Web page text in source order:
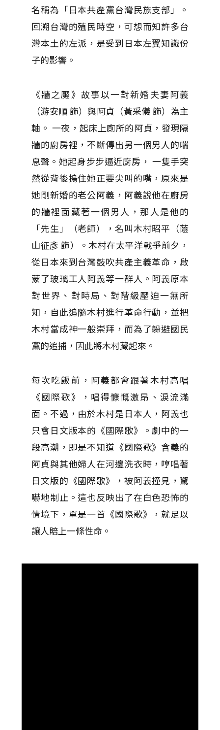
名稱為「日本共產黨台灣民族支部」。
回溯台灣的殖民時空，可想而知許多台
灣本土的左派，是受到日本左翼知識份
子的影響。
《牆之魘》故事以一對新婚夫妻阿義
（游安順 飾）與阿貞（黃采儀 飾）為主
軸。 一夜，起床上廁所的阿貞，發現隔
牆的廚房裡，不斷傳出另一個男人的喘
息聲。她起身步步逼近廚房， 一隻手突
然從背後摀住她正要尖叫的嘴，原來是
她剛新婚的老公阿義，阿義說他在廚房
的牆裡面藏著一個男人，那人是他的
「先生」（老師），名叫木村昭平（蔭
山征彥 飾）。木村在太平洋戰爭前夕，
從日本來到台灣鼓吹共產主義革命，啟
蒙了玻璃工人阿義等一群人。阿義原本
對世界、對時局、對階級壓迫一無所
知，自此追隨木村進行革命行動，並把
木村當成神一般崇拜，而為了躲避國民
黨的追捕，因此將木村藏起來。
每次吃飯前，阿義都會跟著木村高唱
《國際歌》，唱得慷慨激昂、淚流滿
面。不過，由於木村是日本人，阿義也
只會日文版本的《國際歌》。劇中的一
段高潮，即是不知道《國際歌》含義的
阿貞與其他婦人在河邊洗衣時，哼唱著
日文版的《國際歌》，被阿義撞見，驚
嚇地制止。這也反映出了在白色恐怖的
情境下，單是一首《國際歌》，就足以
讓人賠上一條性命。